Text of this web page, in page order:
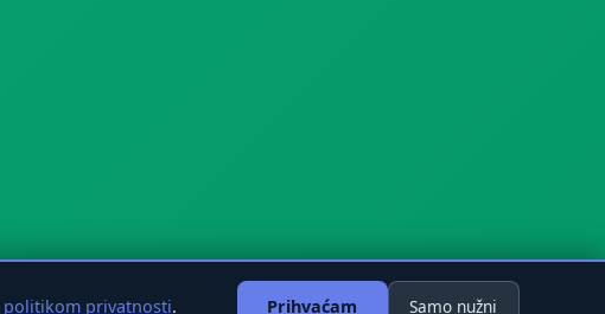
politikom privatnosti. Prihvaćam Samo nužni